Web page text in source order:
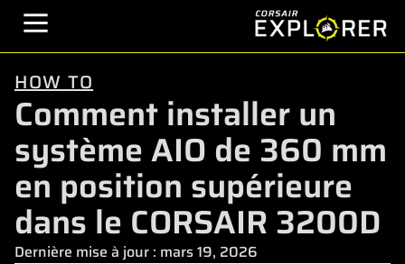
HOW TO
Comment installer un
système AIO de 360 mm
en position supérieure
dans le CORSAIR 3200D
Dernière mise à jour : mars 19, 2026